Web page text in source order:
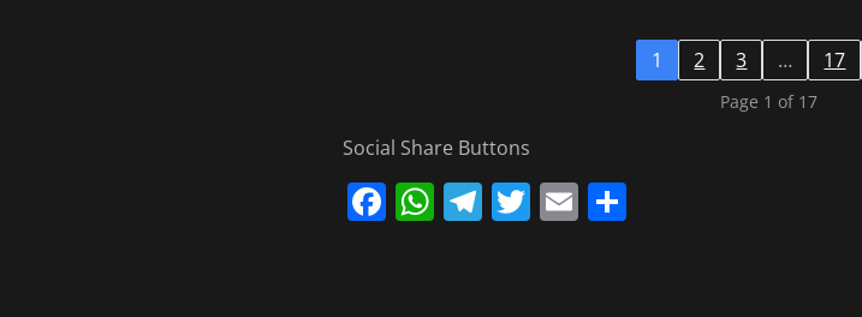
1 2 3 … 17
Page 1 of 17
Social Share Buttons
Facebook
WhatsApp
Telegram
Twitter
EmailShare